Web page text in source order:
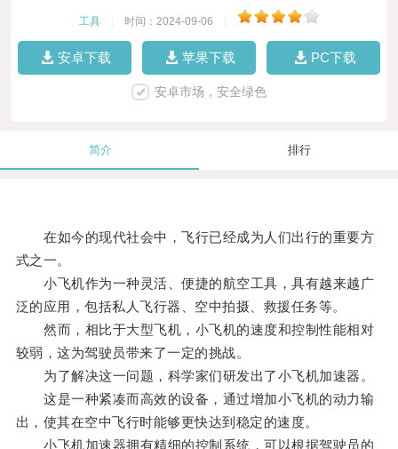
工具 时间：2024-09-06
安卓下载 苹果下载 PC下载
安卓市场，安全绿色
简介 排行
在如今的现代社会中，飞行已经成为人们出行的重要方
式之一。
小飞机作为一种灵活、便捷的航空工具，具有越来越广
泛的应用，包括私人飞行器、空中拍摄、救援任务等。
然而，相比于大型飞机，小飞机的速度和控制性能相对
较弱，这为驾驶员带来了一定的挑战。
为了解决这一问题，科学家们研发出了小飞机加速器。
这是一种紧凑而高效的设备，通过增加小飞机的动力输
出，使其在空中飞行时能够更快达到稳定的速度。
小飞机加速器拥有精细的控制系统，可以根据驾驶员的